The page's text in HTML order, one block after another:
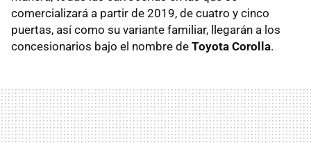
comercializará a partir de 2019, de cuatro y cinco
puertas, así como su variante familiar, llegarán a los
concesionarios bajo el nombre de Toyota Corolla.